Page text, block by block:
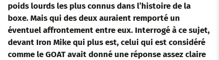
c
e
i
t
a
t
s
n
t
n
k
a
i
m
b
l
poids lourds les plus connus dans l’histoire de la
boxe. Mais qui des deux auraient remporté un
éventuel affrontement entre eux. Interrogé à ce sujet,
devant Iron Mike qui plus est, celui qui est considéré
comme le GOATavait donné une réponse assez claire